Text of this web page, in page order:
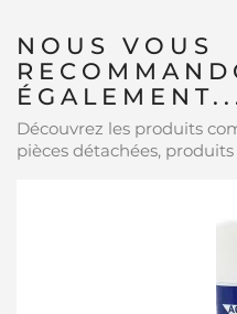
NOUS VOUS
Découvrez les produits
pièces détachées,